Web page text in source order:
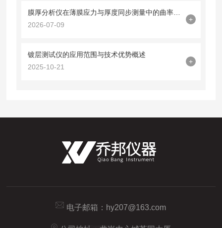
2026-07-09
+
镀层测试仪的应用范围与技术优势概述
2025-10-21
+
电子邮箱： hy207@163.com